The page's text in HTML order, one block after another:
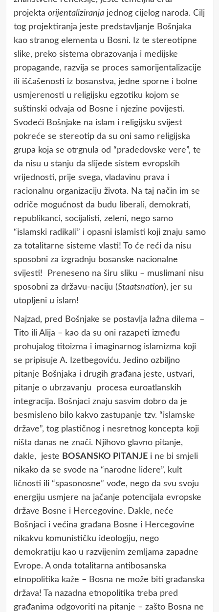
projekta orijentaliziranjajednog cijelog naroda. Cilj
tog projektiranja jeste predstavljanje Bošnjaka
kao stranog elementa u Bosni. Iz te stereotipne
slike, preko sistema obrazovanja i medijske
propagande, razvija se proces samorijentalizacije
ili iščašenosti iz bosanstva, jedne sporne i bolne
usmjerenosti u religijsku egzotiku kojom se
suštinski odvaja od Bosne i njezine povijesti.
Svodeći Bošnjake na islam i religijsku svijest
pokreće se stereotip da su oni samo religijska
grupa koja se otrgnula od “pradedovske vere”, te
da nisu u stanju da slijede sistem evropskih
vrijednosti, prije svega, vladavinu prava i
racionalnu organizaciju života. Na taj način im se
odriče mogućnost da budu liberali, demokrati,
republikanci, socijalisti, zeleni, nego samo
“islamski radikali” i opasni islamisti koji znaju samo
za totalitarne sisteme vlasti! To će reći da nisu
sposobni za izgradnju bosanske nacionalne
svijesti! Preneseno na širu sliku – muslimani nisu
sposobni za državu-naciju (Staatsnation), jer su
utopljeni u islam!
Najzad, pred Bošnjake se postavlja lažna dilema –
Tito ili Alija – kao da su oni razapeti između
prohujalog titoizma i imaginarnog islamizma koji
se pripisuje A. Izetbegoviću. Jedino ozbiljno
pitanje Bošnjaka i drugih građana jeste, ustvari,
pitanje o ubrzavanju procesa euroatlanskih
integracija. Bošnjaci znaju sasvim dobro da je
besmisleno bilo kakvo zastupanje tzv. “islamske
države”, tog plastičnog i nesretnog koncepta koji
ništa danas ne znači. Njihovo glavno pitanje,
dakle, jeste BOSANSKO PITANJEi ne bi smjeli
nikako da se svode na “narodne lidere”, kult
ličnosti ili “spasonosne” vođe, nego da svu svoju
energiju usmjere na jačanje potencijala evropske
države Bosne i Hercegovine. Dakle, neće
Bošnjaci i većina građana Bosne i Hercegovine
nikakvu komunističku ideologiju, nego
demokratiju kao u razvijenim zemljama zapadne
Evrope. A onda totalitarna antibosanska
etnopolitika kaže – Bosna ne može biti građanska
država! Ta nazadna etnopolitika treba pred
građanima odgovoriti na pitanje – zašto Bosna ne